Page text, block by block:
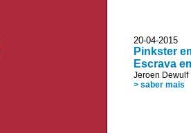
20-04-
Pinkster
Escrava
Jeroen Dewulf
> saber mais